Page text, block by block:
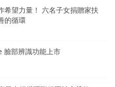
希望力量！ 六名子女捐贈家扶
的循環
部辨識功能上市